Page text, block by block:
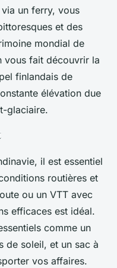
via un ferry, vous
et des
mondial de
vous fait découvrir la
finlandais de
élévation due
glaciaire.
il est essentiel
routières et
ou un VTT avec
efficaces est idéal.
comme un
de soleil, et un sac à
vos affaires.